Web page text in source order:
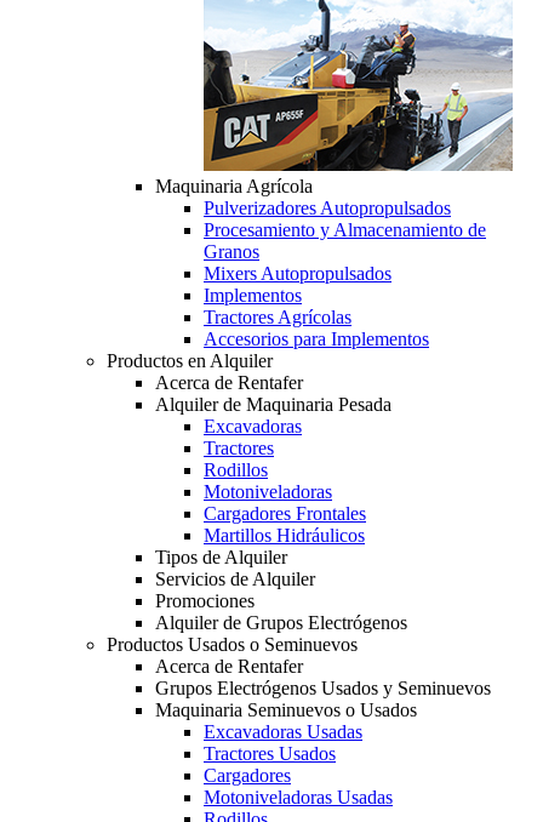
Maquinaria Agrícola
Pulverizadores Autopropulsados
Procesamiento y Almacenamiento de
Granos
Mixers Autopropulsados
Implementos
Tractores Agrícolas
Accesorios para Implementos
Productos en Alquiler
Acerca de Rentafer
Alquiler de Maquinaria Pesada
Excavadoras
Tractores
Rodillos
Motoniveladoras
Cargadores Frontales
Martillos Hidráulicos
Tipos de Alquiler
Servicios de Alquiler
Promociones
Alquiler de Grupos Electrógenos
Productos Usados o Seminuevos
Acerca de Rentafer
Grupos Electrógenos Usados y Seminuevos
Maquinaria Seminuevos o Usados
Excavadoras Usadas
Tractores Usados
Cargadores
Motoniveladoras Usadas